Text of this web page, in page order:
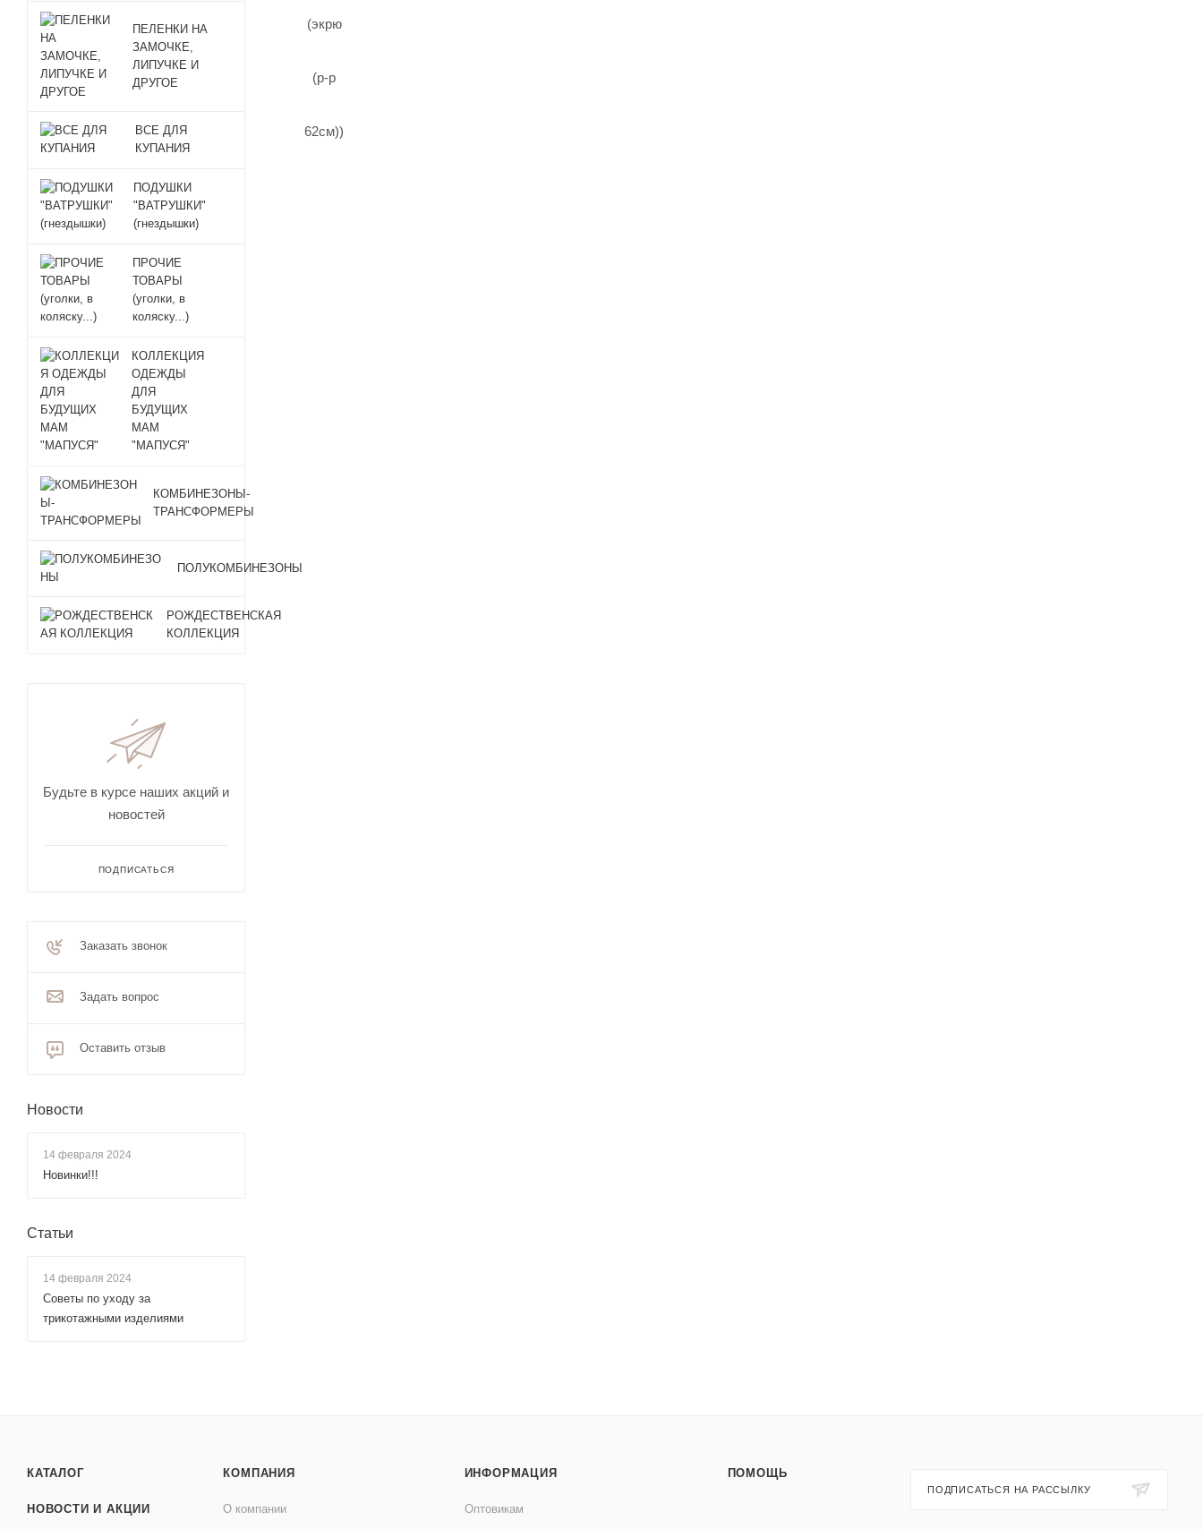
ПЕЛЕНКИ НА
ЗАМОЧКЕ,
ЛИПУЧКЕ И
ДРУГОЕ
ВСЕ ДЛЯ
КУПАНИЯ
ПОДУШКИ
"ВАТРУШКИ"
(гнездышки)
ПРОЧИЕ
ТОВАРЫ
(уголки, в
коляску...)
КОЛЛЕКЦИЯ
ОДЕЖДЫ
ДЛЯ
БУДУЩИХ
МАМ
"МАПУСЯ"
КОМБИНЕЗОНЫ-
ТРАНСФОРМЕРЫ
ПОЛУКОМБИНЕЗОНЫ
РОЖДЕСТВЕНСКАЯ
КОЛЛЕКЦИЯ
Будьте в курсе наших акций и
новостей
ПОДПИСАТЬСЯ
Заказать звонок
Задать вопрос
Оставить отзыв
Новости
14 февраля 2024
Новинки!!!
Статьи
14 февраля 2024
Советы по уходу за
трикотажными изделиями
КАТАЛОГ
НОВОСТИ И АКЦИИ
КОМПАНИЯ
О компании
ИНФОРМАЦИЯ
Оптовикам
ПОМОЩЬ
ПОДПИСАТЬСЯ НА РАССЫЛКУ